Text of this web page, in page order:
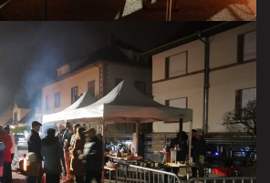
VISITER LA GALERIE